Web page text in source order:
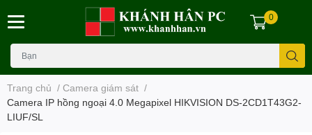
0
Trang chủ / Camera giám sát /
Camera IP hồng ngoại 4.0 Megapixel HIKVISION DS-2CD1T43G2-
LIUF/SL